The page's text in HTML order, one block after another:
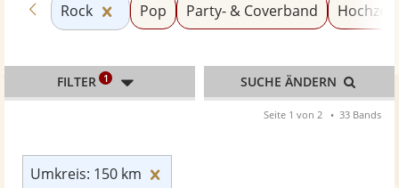
Zurück zu «Bands & Ensembles»
Rock Kategorie «Rock» zurücksetzen
Pop Party- & Coverband
Umkreis: 150 km
FILTER 1 SUCHE ÄNDERN
Seite 1 von 2 33 Bands